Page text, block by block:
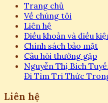
Trang chủ
Về chúng tôi
Liên hệ
Điều khoản và điều
Chính sách bảo mật
Câu hỏi thường gặp
Nguyễn Thị Bích
Đi Tìm Tri Thức
Liên hệ